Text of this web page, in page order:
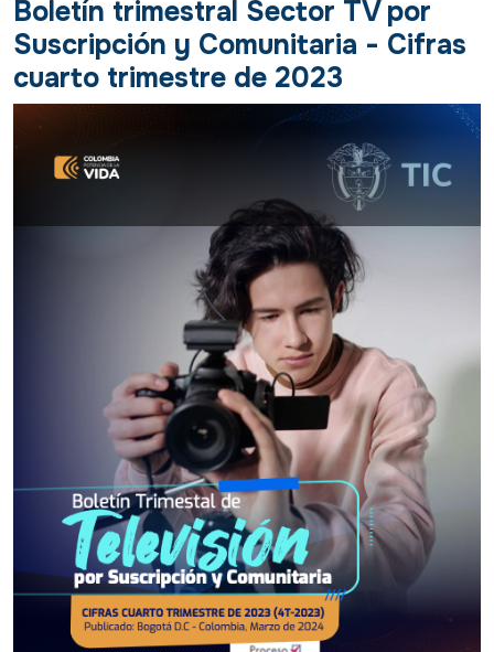
Boletín trimestral Sector TV por
Suscripción y Comunitaria - Cifras
cuarto trimestre de 2023